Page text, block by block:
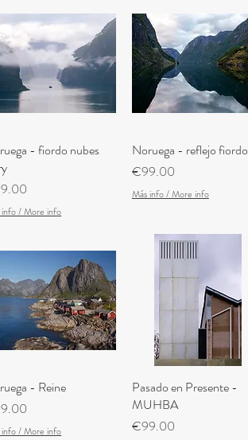
Quick View
- fiordo nubes
info / More info
Quick View
Noruega - reflejo fiordo
Price
€99.00
Más info / More info
Quick View
- Reine
info / More info
Quick View
Pasado en Presente -
MUHBA
Price
€99.00